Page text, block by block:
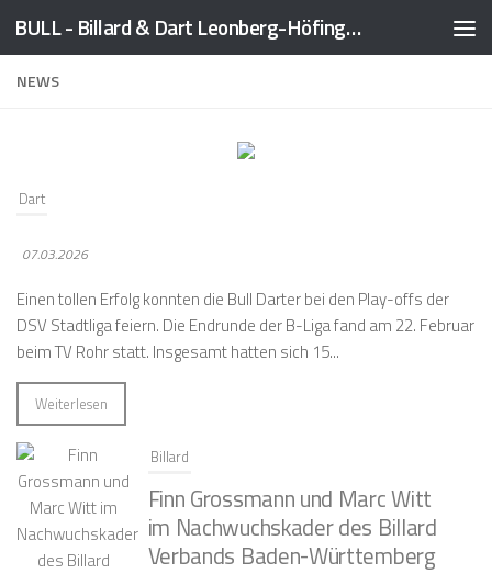
Zum Inhalt springen BULL - Billard & Dart Leonberg-Höfingen 1989 e.V.
NEWS
Dart
07.03.2026
Einen tollen Erfolg konnten die Bull Darter bei den Play-offs der
DSV Stadtliga feiern. Die Endrunde der B-Liga fand am 22. Februar
beim TV Rohr statt. Insgesamt hatten sich 15...
Weiterlesen
Billard
Finn Grossmann und Marc Witt
im Nachwuchskader des Billard
Verbands Baden-Württemberg